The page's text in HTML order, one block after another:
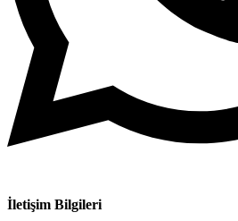
İletişim Bilgileri